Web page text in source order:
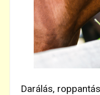
Darálás, roppantás